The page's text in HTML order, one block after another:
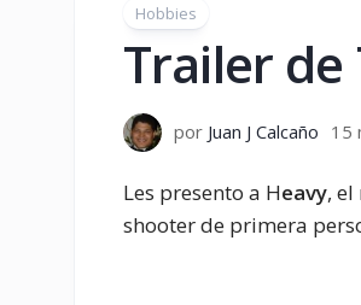
Hobbies
Trailer de
por Juan J Calcaño 15
Les presento a Heavy,
shooter de primera